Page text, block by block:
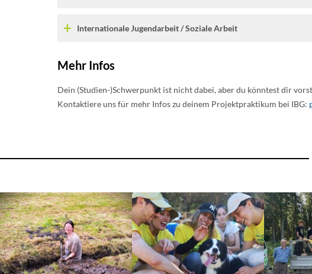
Internationale Jugendarbeit / Soziale Arbeit
Mehr Infos
Dein (Studien-)Schwerpunkt ist nicht dabei, aber du könntest dir
Kontaktiere uns für mehr Infos zu deinem Projektpraktikum bei IBG: